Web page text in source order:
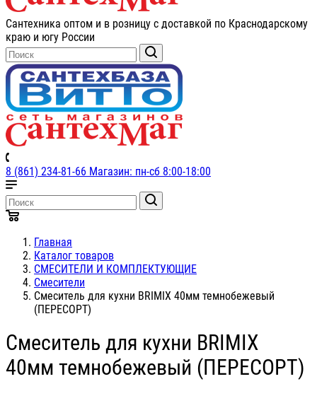
Сантехника оптом и в розницу с доставкой по Краснодарскому
краю и югу России
8 (861) 234-81-66 Магазин: пн-сб 8:00-18:00
Главная
Каталог товаров
СМЕСИТЕЛИ И КОМПЛЕКТУЮЩИЕ
Смесители
Смеситель для кухни BRIMIX 40мм темнобежевый
(ПЕРЕСОРТ)
Смеситель для кухни BRIMIX
40мм темнобежевый (ПЕРЕСОРТ)